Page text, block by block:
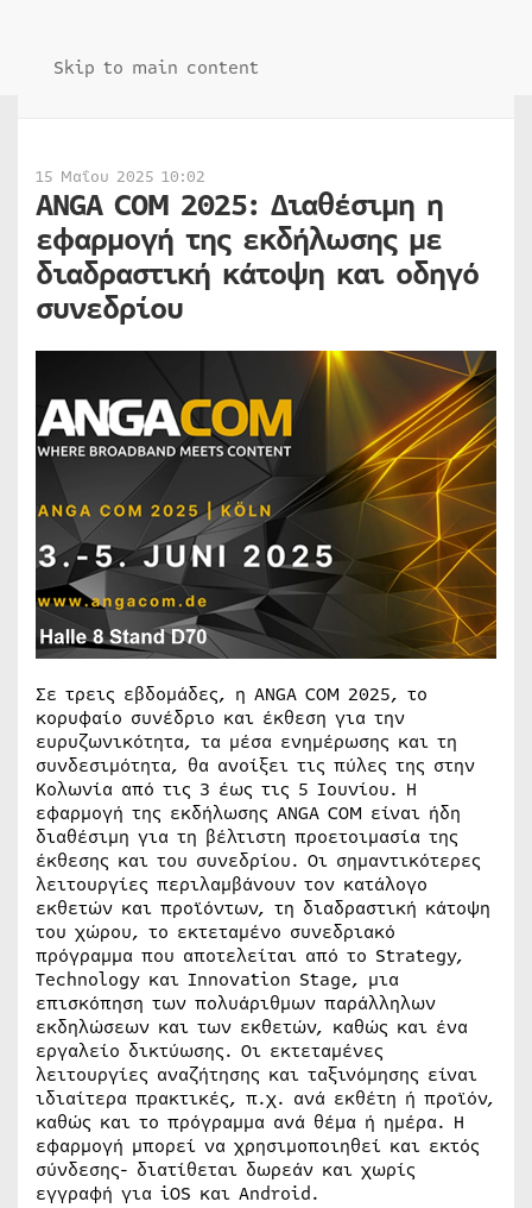
Skip to main content
15 Μαΐου 2025 10:02
ANGA COM 2025: Διαθέσιμη η
εφαρμογή της εκδήλωσης με
διαδραστική κάτοψη και οδηγό
συνεδρίου
Σε τρεις εβδομάδες, η ANGA COM 2025, το
κορυφαίο συνέδριο και έκθεση για την
ευρυζωνικότητα, τα μέσα ενημέρωσης και τη
συνδεσιμότητα, θα ανοίξει τις πύλες της στην
Κολωνία από τις 3 έως τις 5 Ιουνίου. Η
εφαρμογή της εκδήλωσης ANGA COM είναι ήδη
διαθέσιμη για τη βέλτιστη προετοιμασία της
έκθεσης και του συνεδρίου. Οι σημαντικότερες
λειτουργίες περιλαμβάνουν τον κατάλογο
εκθετών και προϊόντων, τη διαδραστική κάτοψη
του χώρου, το εκτεταμένο συνεδριακό
πρόγραμμα που αποτελείται από το Strategy,
Technology και Innovation Stage, μια
επισκόπηση των πολυάριθμων παράλληλων
εκδηλώσεων και των εκθετών, καθώς και ένα
εργαλείο δικτύωσης. Οι εκτεταμένες
λειτουργίες αναζήτησης και ταξινόμησης είναι
ιδιαίτερα πρακτικές, π.χ. ανά εκθέτη ή προϊόν,
καθώς και το πρόγραμμα ανά θέμα ή ημέρα. Η
εφαρμογή μπορεί να χρησιμοποιηθεί και εκτός
σύνδεσης- διατίθεται δωρεάν και χωρίς
εγγραφή για iOS και Android.